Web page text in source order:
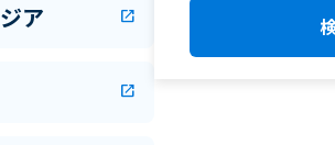
ア open_in_new
open_in_new